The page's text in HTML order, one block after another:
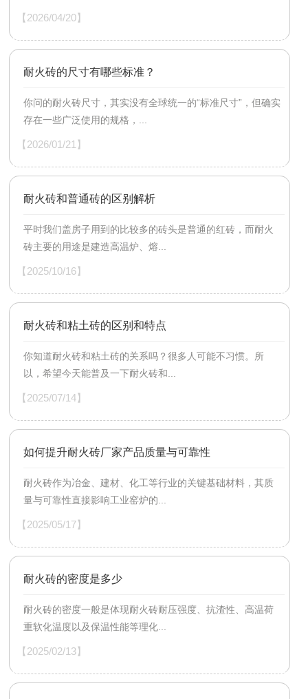
【2026/04/20】
耐火砖的尺寸有哪些标准？
你问的耐火砖尺寸，其实没有全球统一的“标准尺寸”，但确实
存在一些广泛使用的规格，...
【2026/01/21】
耐火砖和普通砖的区别解析
平时我们盖房子用到的比较多的砖头是普通的红砖，而耐火
砖主要的用途是建造高温炉、熔...
【2025/10/16】
耐火砖和粘土砖的区别和特点
你知道耐火砖和粘土砖的关系吗？很多人可能不习惯。所
以，希望今天能普及一下耐火砖和...
【2025/07/14】
如何提升耐火砖厂家产品质量与可靠性
耐火砖作为冶金、建材、化工等行业的关键基础材料，其质
量与可靠性直接影响工业窑炉的...
【2025/05/17】
耐火砖的密度是多少
耐火砖的密度一般是体现耐火砖耐压强度、抗渣性、高温荷
重软化温度以及保温性能等理化...
【2025/02/13】